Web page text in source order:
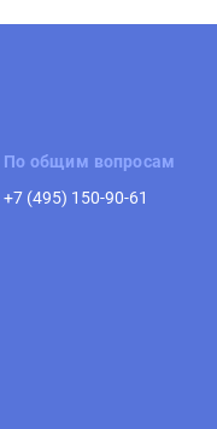
По общим вопросам
+7 (495) 150-90-61